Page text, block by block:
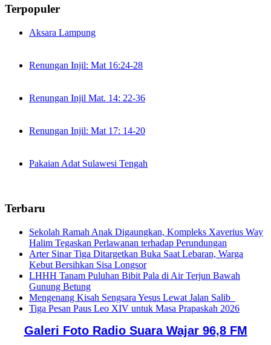
Terpopuler
Aksara Lampung
Renungan Injil: Mat 16:24-28
Renungan Injil Mat. 14: 22-36
Renungan Injil: Mat 17: 14-20
Pakaian Adat Sulawesi Tengah
Terbaru
Sekolah Ramah Anak Digaungkan, Kompleks Xaverius Way
Halim Tegaskan Perlawanan terhadap Perundungan
Arter Sinar Tiga Ditargetkan Buka Saat Lebaran, Warga
Kebut Bersihkan Sisa Longsor
LHHH Tanam Puluhan Bibit Pala di Air Terjun Bawah
Gunung Betung
Mengenang Kisah Sengsara Yesus Lewat Jalan Salib
Tiga Pesan Paus Leo XIV untuk Masa Prapaskah 2026
Galeri Foto Radio Suara Wajar 96,8 FM